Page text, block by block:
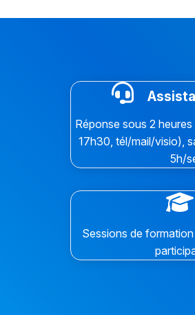
Réponse sous 2
17h30, tél/mail/visio),
5h/
Sessions de